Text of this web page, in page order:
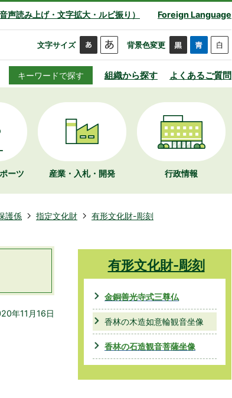
声読み上げ・文字拡大・ルビ振り） Foreign Language
文字サイズ 背景色変更
キーワードで探す 組織から探す よくあるご質問
ーツ 産業・入札・開発 行政情報
護係 指定文化財
有形文化財-彫刻
年11月16日
有形文化財-彫刻
金銅善光寺式三尊仏
香林の木造如意輪観音坐像
香林の石造観音菩薩坐像